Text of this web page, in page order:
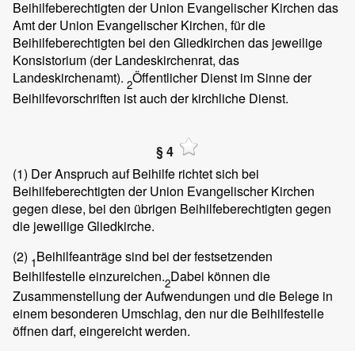
Beihilfeberechtigten der Union Evangelischer Kirchen das
Amt der Union Evangelischer Kirchen, für die
Beihilfeberechtigten bei den Gliedkirchen das jeweilige
Konsistorium (der Landeskirchenrat, das
Landeskirchenamt). 2Öffentlicher Dienst im Sinne der
Beihilfevorschriften ist auch der kirchliche Dienst.
§ 4
(1) Der Anspruch auf Beihilfe richtet sich bei
Beihilfeberechtigten der Union Evangelischer Kirchen
gegen diese, bei den übrigen Beihilfeberechtigten gegen
die jeweilige Gliedkirche.
(2) 1Beihilfeanträge sind bei der festsetzenden
Beihilfestelle einzureichen.2Dabei können die
Zusammenstellung der Aufwendungen und die Belege in
einem besonderen Umschlag, den nur die Beihilfestelle
öffnen darf, eingereicht werden.